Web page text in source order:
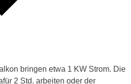
bringen etwa 1 KW Strom. Die
2 Std. arbeiten oder der